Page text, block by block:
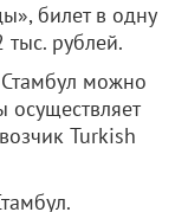
билет в одну
тыс. рублей.
можно
Turkish